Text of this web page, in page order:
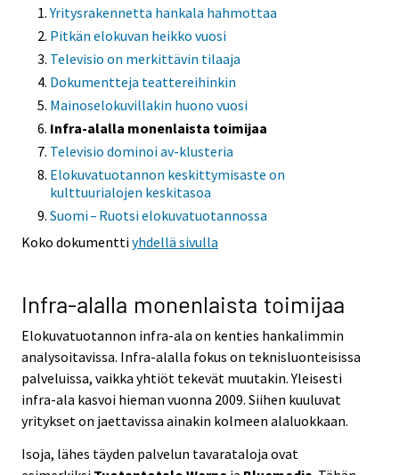
Yritysrakennetta hankala hahmottaa
Pitkän elokuvan heikko vuosi
Televisio on merkittävin tilaaja
Dokumentteja teattereihinkin
Mainoselokuvillakin huono vuosi
Infra-alalla monenlaista toimijaa
Televisio dominoi av-klusteria
Elokuvatuotannon keskittymisaste on
kulttuurialojen keskitasoa
Suomi – Ruotsi elokuvatuotannossa
Koko dokumenttiyhdellä sivulla
Infra-alalla monenlaista toimijaa
Elokuvatuotannon infra-ala on kenties hankalimmin
analysoitavissa. Infra-alalla fokus on teknisluonteisissa
palveluissa, vaikka yhtiöt tekevät muutakin. Yleisesti
infra-ala kasvoi hieman vuonna 2009. Siihen kuuluvat
yritykset on jaettavissa ainakin kolmeen alaluokkaan.
Isoja, lähes täyden palvelun tavarataloja ovat